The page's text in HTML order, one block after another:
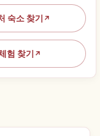
소 찾기 ↗
찾기 ↗